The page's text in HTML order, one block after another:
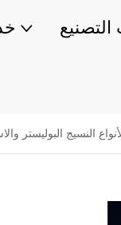
النسيج البوليستر